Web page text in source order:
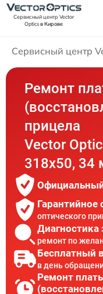
Сервисный центр Vector
Opticsв Кирове
Сервисный центр
Ремонт
прицела
Vector
318x50, 34
оптического
Диагностика
ремонт по
Бесплатный
в день
Ремонт